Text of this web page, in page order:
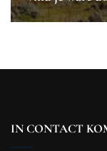
IN CONTACT